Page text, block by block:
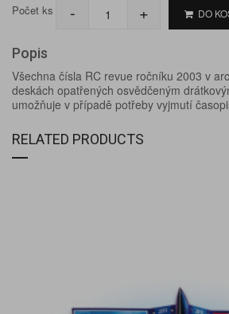
Počet ks - + DO
Popis
Všechna čísla RC revue ročníku 2003 v
deskách opatřených osvědčeným
umožňuje v případě potřeby vyjmutí
RELATED PRODUCTS